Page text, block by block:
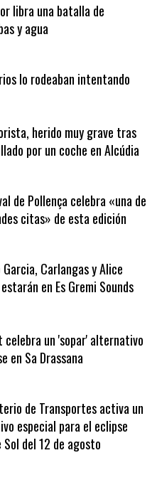
libra una batalla de
y agua
lo rodeaban intentando
herido muy grave tras
por un coche en Alcúdia
de Pollença celebra «una de
citas» de esta edición
Garcia, Carlangas y Alice
en Es Gremi Sounds
celebra un 'sopar' alternativo
en Sa Drassana
de Transportes activa un
especial para el eclipse
del 12 de agosto